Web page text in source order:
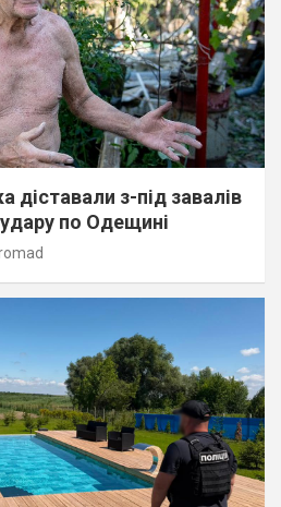
діставали з-під завалів
по Одещині